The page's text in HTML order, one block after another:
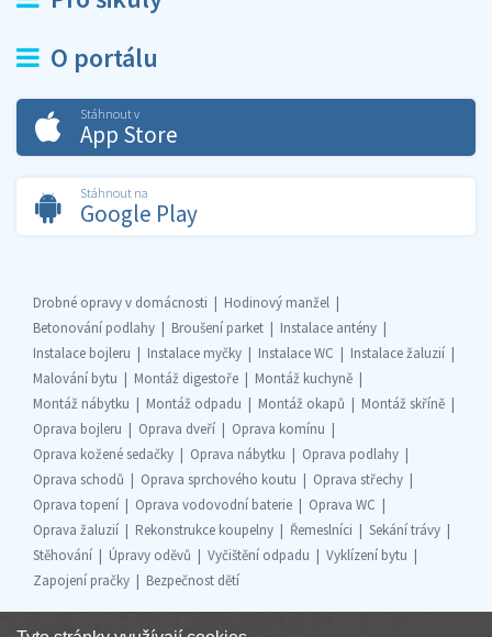
O portálu
Stáhnout v
App Store
Stáhnout na
Google Play
Drobné opravy v domácnosti
Hodinový manžel
Betonování podlahy
Broušení parket
Instalace antény
Instalace bojleru
Instalace myčky Instalace WC
Instalace žaluzií
Malování bytu
Montáž digestoře
Montáž kuchyně
Montáž nábytku
Montáž odpadu Montáž okapů
Montáž skříně
Oprava bojleru
Oprava dveří
Oprava komínu
Oprava kožené sedačky
Oprava nábytku
Oprava podlahy
Oprava schodů
Oprava sprchového koutu
Oprava střechy
Oprava topení
Oprava vodovodní baterie
Oprava WC
Oprava žaluzií
Rekonstrukce koupelny Řemeslníci
Sekání trávy
Stěhování
Úpravy oděvů Vyčištění odpadu
Vyklízení bytu
Zapojení pračky
Bezpečnost dětí